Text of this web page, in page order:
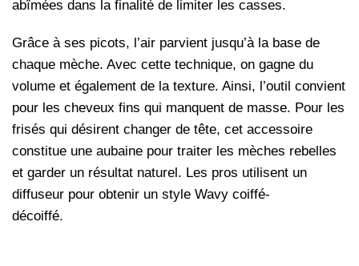
abîmées dans la finalité de limiter les casses.
Grâce à ses picots, l’air parvient jusqu’à la base de
chaque mèche. Avec cette technique, on gagne du
volume et également de la texture. Ainsi, l’outil convient
pour les cheveux fins qui manquent de masse. Pour les
frisés qui désirent changer de tête, cet accessoire
constitue une aubaine pour traiter les mèches rebelles
et garder un résultat naturel. Les pros utilisent un
diffuseur pour obtenir un style Wavy coiffé-
décoiffé.